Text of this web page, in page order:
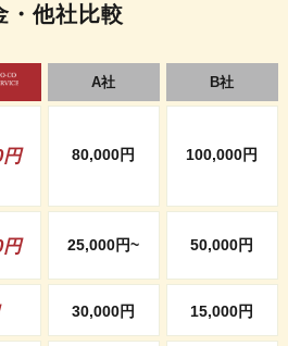
・他社比較
A社 B社
円 80,000円 100,000円
円 25,000円~ 50,000円
30,000円 15,000円